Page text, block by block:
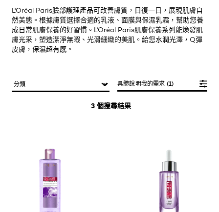
L'Oréal Paris臉部護理產品可改善膚質，日復一日，展現肌膚自
然美態。根據膚質選擇合適的乳液、面膜與保濕乳霜，幫助您養
成日常肌膚保養的好習慣。L'Oréal Paris肌膚保養系列能煥發肌
膚光采，塑造潔淨無暇、光滑細緻的美肌。給您水潤光澤，Q彈
皮膚，保濕超有感。
3 個搜尋結果
具體說明我的需求 (1)